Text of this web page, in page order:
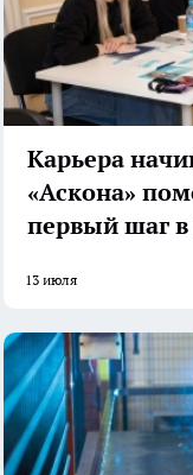
Карьера
«Аскона»
первый шаг
13 июля